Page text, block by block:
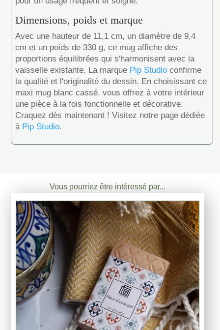
Dimensions, poids et marque
Avec une hauteur de 11,1 cm, un diamètre de 9,4
cm et un poids de 330 g, ce mug affiche des
proportions équilibrées qui s'harmonisent avec la
vaisselle existante. La marque Pip Studio confirme
la qualité et l'originalité du dessin. En choisissant ce
maxi mug blanc cassé, vous offrez à votre intérieur
une pièce à la fois fonctionnelle et décorative.
Craquez dès maintenant ! Visitez notre page dédiée
à Pip Studio.
Vous pourriez être intéressé par...